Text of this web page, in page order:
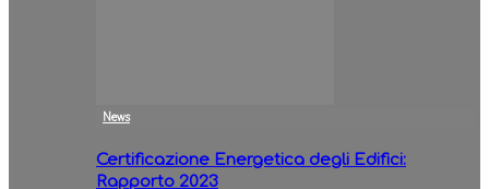
News
Certificazione Energetica degli Edifici:
Rapporto 2023